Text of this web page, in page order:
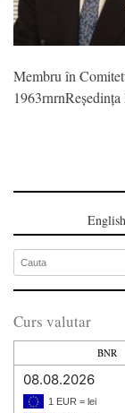
Membru în
English
Curs valutar
BNR
08.08.2026
1 EUR = lei